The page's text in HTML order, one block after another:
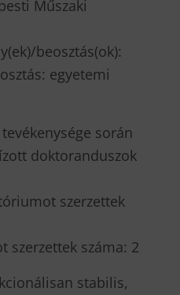
Műszaki
beosztás(ok):
egyetemi
során
doktoranduszok
szerzettek
szerzettek száma: 2
stabilis,